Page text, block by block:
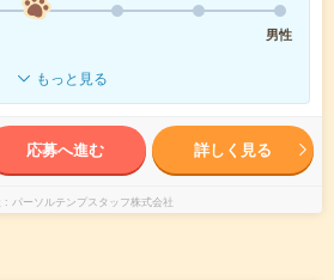
男性
もっと見る
応募へ進む 詳しく見る
パーソルテンプスタッフ株式会社